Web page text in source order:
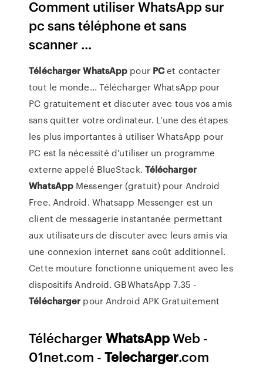
Comment utiliser WhatsApp sur
pc sans téléphone et sans
scanner ...
Télécharger WhatsApp pour PCet contacter
tout le monde... Télécharger WhatsApp pour
PC gratuitement et discuter avec tous vos amis
sans quitter votre ordinateur. L'une des étapes
les plus importantes à utiliser WhatsApp pour
PC est la nécessité d'utiliser un programme
externe appelé BlueStack. Télécharger
WhatsApp Messenger (gratuit) pour Android
Free. Android. Whatsapp Messenger est un
client de messagerie instantanée permettant
aux utilisateurs de discuter avec leurs amis via
une connexion internet sans coût additionnel.
Cette mouture fonctionne uniquement avec les
dispositifs Android. GBWhatsApp 7.35 -
Télécharger pour Android APK Gratuitement
TéléchargerWhatsAppWeb -
01net.com -Telecharger.com